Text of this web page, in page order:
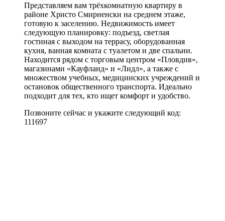
Представляем вам трёхкомнатную квартиру в
районе Христо Смирненски на среднем этаже,
готовую к заселению. Недвижимость имеет
следующую планировку: подъезд, светлая
гостиная с выходом на террасу, оборудованная
кухня, ванная комната с туалетом и две спальни.
Находится рядом с торговым центром «Пловдив»,
магазинами «Кауфланд» и «Лидл», а также с
множеством учебных, медицинских учреждений и
остановок общественного транспорта. Идеально
подходит для тех, кто ищет комфорт и удобство.
Позвоните сейчас и укажите следующий код:
111697